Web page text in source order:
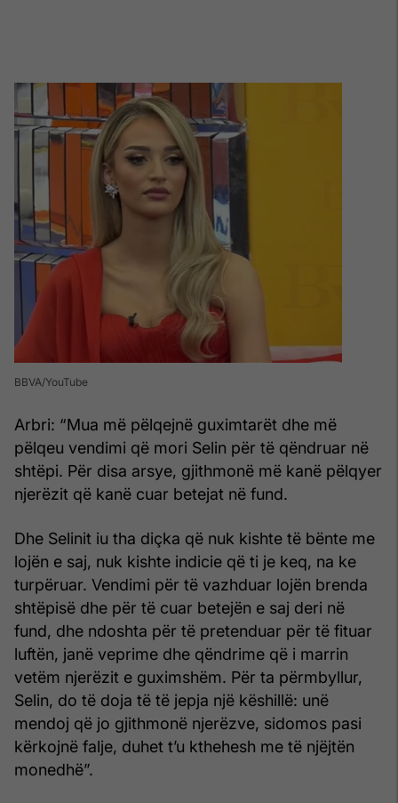
BBVA/YouTube
Arbri: “Mua më pëlqejnë guximtarët dhe më
pëlqeu vendimi që mori Selin për të qëndruar në
shtëpi. Për disa arsye, gjithmonë më kanë pëlqyer
njerëzit që kanë cuar betejat në fund.
Dhe Selinit iu tha diçka që nuk kishte të bënte me
lojën e saj, nuk kishte indicie që ti je keq, na ke
turpëruar. Vendimi për të vazhduar lojën brenda
shtëpisë dhe për të cuar betejën e saj deri në
fund, dhe ndoshta për të pretenduar për të fituar
luftën, janë veprime dhe qëndrime që i marrin
vetëm njerëzit e guximshëm. Për ta përmbyllur,
Selin, do të doja të të jepja një këshillë: unë
mendoj që jo gjithmonë njerëzve, sidomos pasi
kërkojnë falje, duhet t’u kthehesh me të njëjtën
monedhë”.